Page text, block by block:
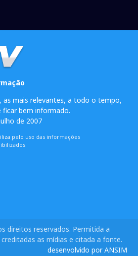
as mais relevantes, a todo o tempo,
ficar bem informado.
de 2007
pelo uso das informações
direitos reservados. Permitida a
as mídias e citada a fonte.
desenvolvido por ANSIM